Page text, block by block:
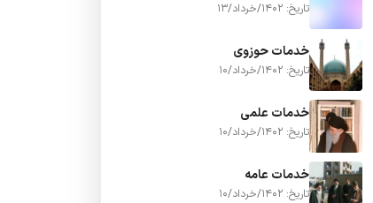
تاریخ: 1402/خرداد/13
خدمات حوزوی
تاریخ: 1402/خرداد/10
خدمات علمی
تاریخ: 1402/خرداد/10
خدمات عامه
تاریخ: 1402/خرداد/10